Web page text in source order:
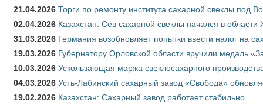
21.04.2026 Торги по ремонту института сахарной свеклы под
02.04.2026 Казахстан: Сев сахарной свеклы начался в области
31.03.2026 Германия возобновляет попытки ввести налог на
19.03.2026 Губернатору Орловской области вручили медаль
10.03.2026 Ускользающая маржа свеклосахарного
04.03.2026 Усть-Лабинский сахарный завод «Свобода»
19.02.2026 Казахстан: Сахарный завод работает стабильно